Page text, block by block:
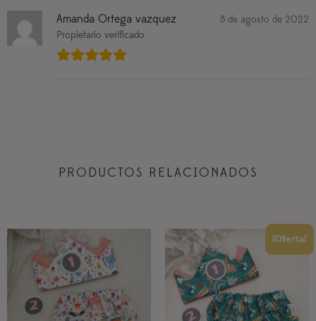
Amanda Ortega vazquez
Propietario verificado
8 de agosto de 2022
PRODUCTOS RELACIONADOS
¡Oferta!